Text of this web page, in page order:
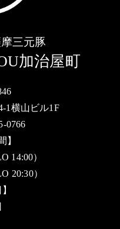
三元豚
加治屋町
1横山ビル1F
0766
】
14:00）
20:30）